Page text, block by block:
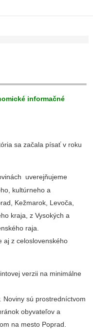
informačné
sa začala písať v roku
uverejňujeme
kultúrneho a
Kežmarok, Levoča,
kraja, z Vysokých a
Slovenského raja.
celoslovenského
verzii na minimálne
sú prostredníctvom
obyvateľov a
na mesto Poprad.